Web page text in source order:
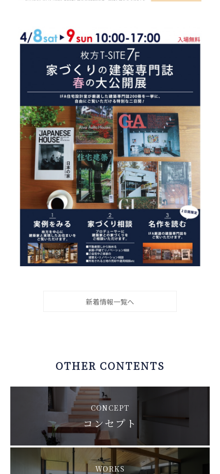
新着情報一覧へ
OTHER CONTENTS
CONCEPT
コンセプト
WORKS